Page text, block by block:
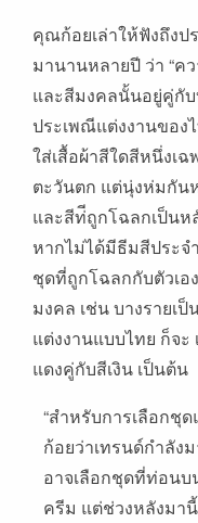
คุณก้อยเล่าให้ฟังถึงป
มานานหลายปี ว่า “ค
และสีมงคลนั้นอยู่คู่กั
ประเพณีแต่งงานของ
ใส่เสื้อผ้าสีใดสีหนึ่งเฉ
ตะวันตก แต่นุ่งห่มกัน
และสีท่ีถูกโฉลกเป็นห
หากไม่ได้มีธีมสีประจํ
ชุดที่ถูกโฉลกกับตัวเ
มงคล เช่น บางรายเ
แต่งงานแบบไทย ก็จ
แดงคู่กับสีเงิน เป็นต้น
“สําหรับการเลือกชุ
ก้อยว่าเทรนด์กําลัง
อาจเลือกชุดที่ท่อนบ
ครีม แต่ช่วงหลังมา